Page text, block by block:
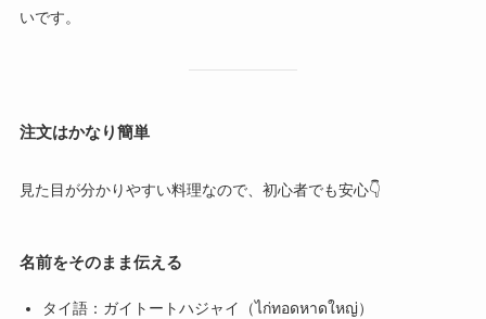
いです。
注文はかなり簡単
見た目が分かりやすい料理なので、初心者でも安心👇
名前をそのまま伝える
タイ語：ガイトートハジャイ（ไก่ทอดหาดใหญ่）